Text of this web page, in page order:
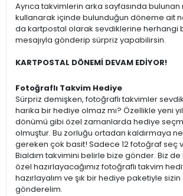
Ayrıca takvimlerin arka sayfasında bulunan
kullanarak içinde bulunduğun döneme ait
da kartpostal olarak sevdiklerine herhangi
mesajıyla gönderip sürpriz yapabilirsin.
KARTPOSTAL DÖNEMİ DEVAM EDİYOR!
Fotoğraflı Takvim Hediye
Sürpriz demişken, fotoğraflı takvimler
harika bir hediye olmaz mı? Özellikle yeni
dönümü gibi özel zamanlarda hediye
olmuştur. Bu zorluğu ortadan kaldırmaya
gereken çok basit! Sadece 12 fotoğraf seç
Bialdım takvimini belirle bize gönder. Biz
özel hazırlayacağımız fotoğraflı takvim
hazırlayalım ve şık bir hediye paketiyle sizin
gönderelim.